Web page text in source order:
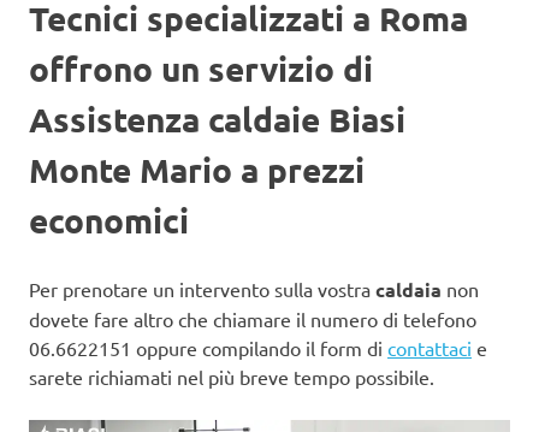
Tecnici specializzati a Roma
offrono un servizio di
Assistenza caldaie Biasi
Monte Mario a prezzi
economici
Per prenotare un intervento sulla vostra caldaia non
dovete fare altro che chiamare il numero di telefono
06.6622151 oppure compilando il form di contattaci e
sarete richiamati nel più breve tempo possibile.